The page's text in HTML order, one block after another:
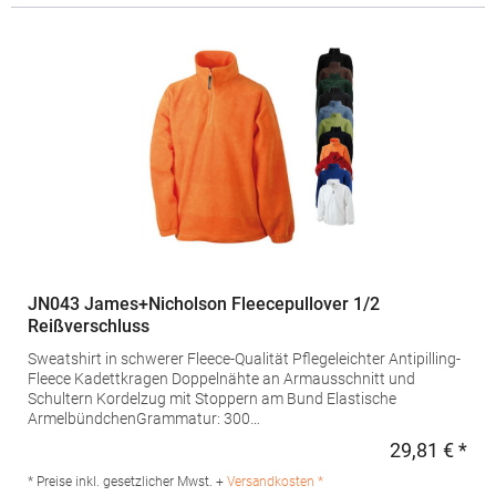
JN043 James+Nicholson Fleecepullover 1/2
Reißverschluss
Sweatshirt in schwerer Fleece-Qualität Pflegeleichter Antipilling-
Fleece Kadettkragen Doppelnähte an Armausschnitt und
Schultern Kordelzug mit Stoppern am Bund Elastische
ArmelbündchenGrammatur: 300
Produktsicherheit: Herst.-Nr.: JN043Hersteller: Gustav Daiber
GmbH Vor dem Weißen Stein 25-31 72461 Albstadt Deutschland
29,81 € *
* Preise inkl. gesetzlicher Mwst. + Versandkosten *